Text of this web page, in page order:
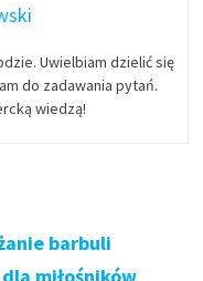
Uwielbiam dzielić się
do zadawania pytań.
wiedzą!
barbuli